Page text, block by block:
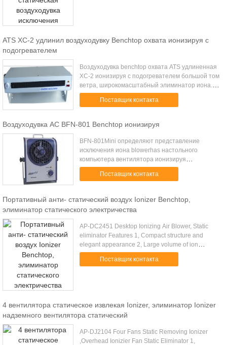
ATS XC-2 удлинил воздуходувку Benchtop охвата ионизируя с
подогревателем
Воздуходувка benchtop охвата ATS удлиненная
XC-2 ионизируя с подогревателем большой том
ветра, широкомасштабный элиминатор иона.
Короткое время обезвреживания, большая зона
охвата, с функцией топления, ее можн...
Поставщик контакта
Воздуходувка AC BFN-801 Benchtop ионизируя
BFN-801Mini определяют представление
исключения иона blowerhas настольного
компьютера вентилятора ионизируя
выдающее. Это идеально equopment для
предотвращать статическое загрязнение &
Поставщик контакта
Портативный анти- статический воздух Ionizer Benchtop,
элиминатор статического электричества
AP-DC2451 Desktop Ionizing Air Blower, Static
eliminator Features 1, Compact structure and
elegant appearance 2, Large volume of ion
generating and fast speed of static removing 3, Fan
stepless speed adjustment ...
Поставщик контакта
4 вентилятора статическое извлекая Ionizer, элиминатор Ionizer
надземного вентилятора статический
AP-DJ2104 Four Fans Static Removing Ionizer
,Overhead Ionizier Fan Static Eliminator 1,